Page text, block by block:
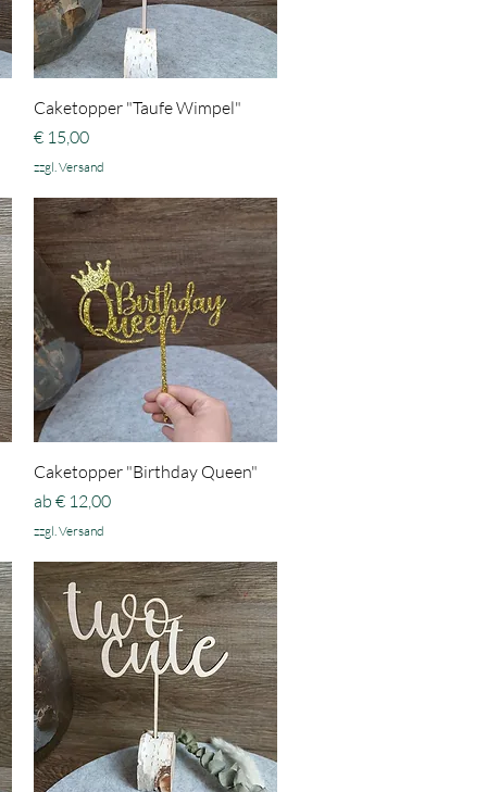
Schnellansicht
Caketopper "Taufe Wimpel"
Preis
€ 15,00
zzgl. Versand
Schnellansicht
Caketopper "Birthday Queen"
ab € 12,00
Sale-Preis
zzgl. Versand